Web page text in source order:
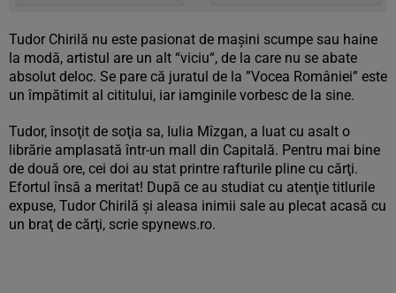
Tudor Chirilă nu este pasionat de mașini scumpe sau haine
la modă, artistul are un alt “viciu“, de la care nu se abate
absolut deloc. Se pare că juratul de la ”Vocea României” este
un împătimit al cititului, iar iamginile vorbesc de la sine.
Tudor, însoţit de soţia sa, Iulia Mîzgan, a luat cu asalt o
librărie amplasată într-un mall din Capitală. Pentru mai bine
de două ore, cei doi au stat printre rafturile pline cu cărţi.
Efortul însă a meritat! După ce au studiat cu atenţie titlurile
expuse, Tudor Chirilă şi aleasa inimii sale au plecat acasă cu
un braţ de cărţi, scrie spynews.ro.